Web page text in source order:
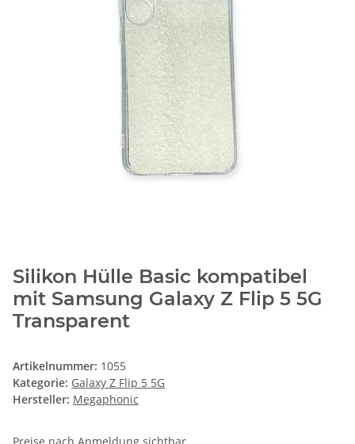
Silikon Hülle Basic kompatibel
mit Samsung Galaxy Z Flip 5 5G
Transparent
Artikelnummer: 1055
Kategorie: Galaxy Z Flip 5 5G
Hersteller: Megaphonic